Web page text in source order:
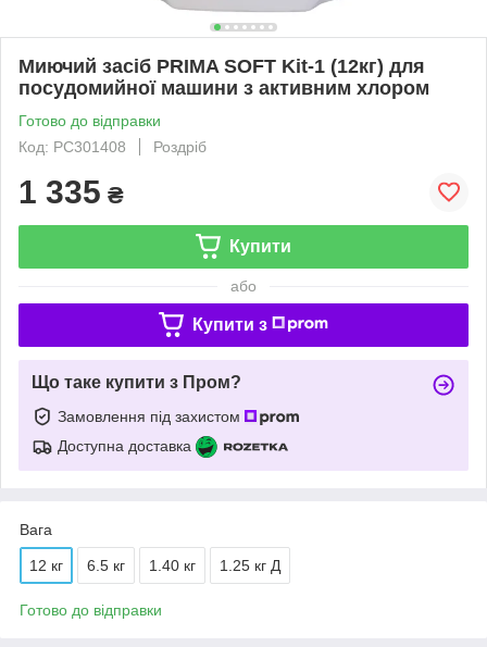
Миючий засіб PRIMA SOFT Kit-1 (12кг) для
посудомийної машини з активним хлором
Готово до відправки
Код: PC301408
Роздріб
1 335 ₴
Купити
або
Купити з
Що таке купити з Пром?
Замовлення під захистом
Доступна доставка
Вага
12 кг 6.5 кг 1.40 кг 1.25 кг Д
Готово до відправки